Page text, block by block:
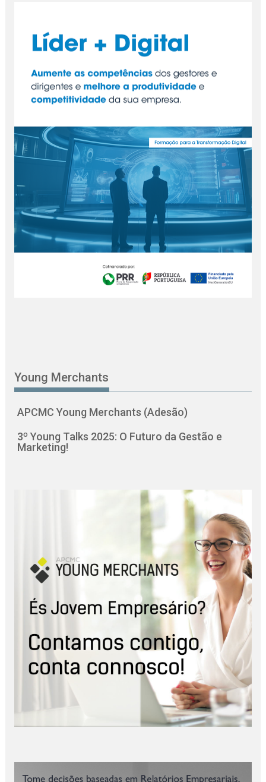
Young Merchants
APCMC Young Merchants (Adesão)
3º Young Talks 2025: O Futuro da Gestão e
Marketing!